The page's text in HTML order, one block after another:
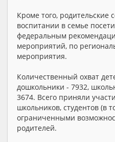
Кроме того, родительские
воспитании в семье
федеральным
мероприятий, по
мероприятия.
Количественный охват
дошкольники - 7932,
3674. Всего приняли
школьников, студентов (в
ограниченными
родителей.